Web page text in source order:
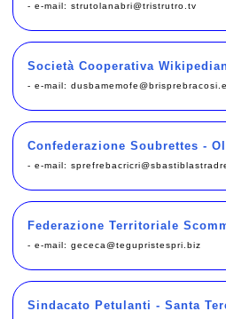
- e-mail: strutolanabri@tristrutro.tv
Società Cooperativa
- e-mail:
Confederazione Soubrettes -
- e-mail:
Federazione Territoriale
- e-mail: gececa@tegupristespri.biz
Sindacato Petulanti - Santa